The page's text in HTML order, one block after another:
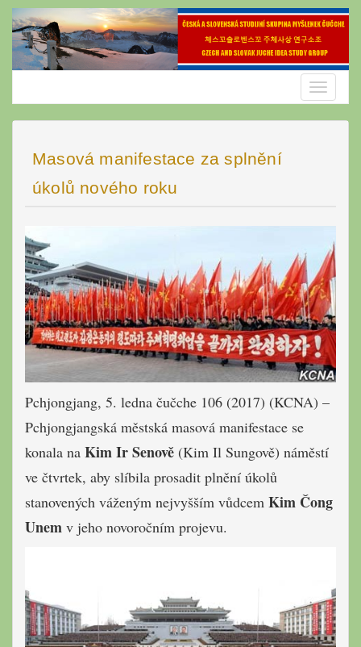
Skip
content
Toggle
Masová manifestace za splnění
úkolů nového roku
Pchjongjang, 5. ledna čučche 106 (2017) (KCNA) –
Pchjongjangská městská masová manifestace se
konala na Kim Ir Senově (Kim Il Sungově) náměstí
ve čtvrtek, aby slíbila prosadit plnění úkolů
stanovených váženým nejvyšším vůdcem Kim Čong
Unem v jeho novoročním projevu.